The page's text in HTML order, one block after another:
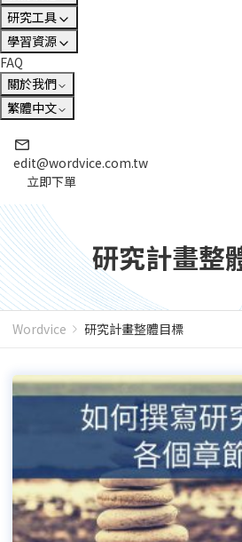
研究工具
學習資源
FAQ
關於我們
繁體中文
edit@wordvice.com.tw
立即下單
研究計畫整
Wordvice 研究計畫整體目標